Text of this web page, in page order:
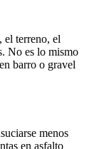
el terreno, el
No es lo mismo
barro o gravel
menos
en asfalto